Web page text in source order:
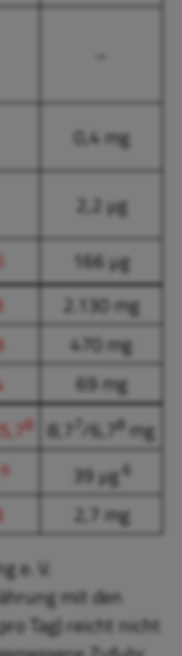
0,4 mg
2,2 µg
166 µg
2.130 mg
470 mg
69 mg
8 8,7 /6,78 mg
39 µg6
2,7 mg
e. V.
mit den
Tag) reicht nicht